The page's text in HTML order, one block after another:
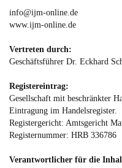
info@ijm-online.de
www.ijm-online.de
Vertreten durch:
Geschäftsführer Dr. Eckhard
Registereintrag:
Gesellschaft mit beschränkter
Eintragung im Handelsregister.
Registergericht: Amtsgericht
Registernummer: HRB 336786
​Verantwortlicher für die